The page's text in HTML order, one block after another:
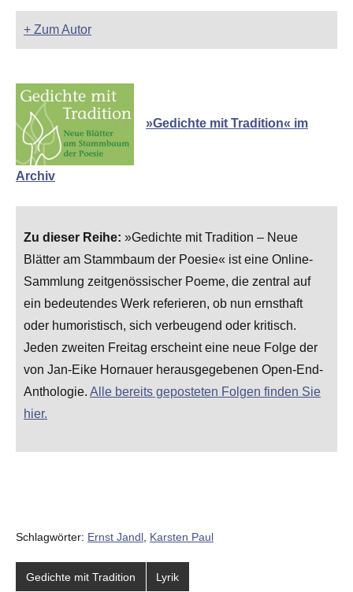
+ Zum Autor
»Gedichte mit Tradition« im
Archiv
Zu dieser Reihe: »Gedichte mit Tradition – Neue
Blätter am Stammbaum der Poesie« ist eine Online-
Sammlung zeitgenössischer Poeme, die zentral auf
ein bedeutendes Werk referieren, ob nun ernsthaft
oder humoristisch, sich verbeugend oder kritisch.
Jeden zweiten Freitag erscheint eine neue Folge der
von Jan-Eike Hornauer herausgegebenen Open-End-
Anthologie. Alle bereits geposteten Folgen finden Sie
hier.
Schlagwörter: Ernst Jandl Karsten Paul
Gedichte mit Tradition Lyrik